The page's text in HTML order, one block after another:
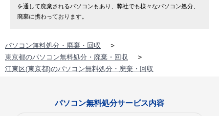
を通して廃棄されるパソコンもあり、弊社でも様々なパソコン処分、
廃棄に携わっております。
パソコン無料処分・廃棄・回収
>
東京都のパソコン無料処分・廃棄・回収
>
江東区(東京都)のパソコン無料処分・廃棄・回収
パソコン無料処分サービス内容